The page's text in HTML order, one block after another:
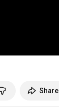
Share